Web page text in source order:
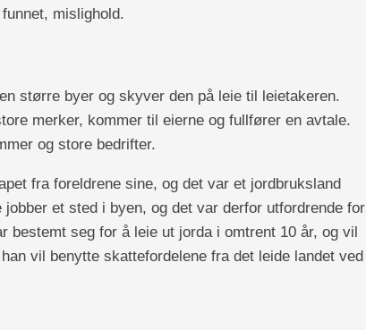
mislighold.
større byer og skyver den på leie til leietakeren.
merker, kommer til eierne og fullfører en avtale.
og store bedrifter.
fra foreldrene sine, og det var et jordbruksland
et sted i byen, og det var derfor utfordrende for
bestemt seg for å leie ut jorda i omtrent 10 år, og vil
vil benytte skattefordelene fra det leide landet ved